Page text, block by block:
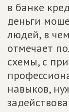
в банке
деньги
людей, в
отмечает
схемы, с
навыков,